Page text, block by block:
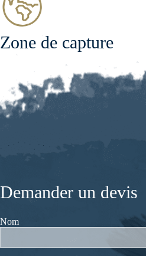
Zone de capture
Demander un devis
Nom